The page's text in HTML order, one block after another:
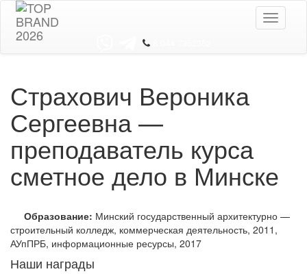
Toggle
Страхович Вероника
Сергеевна —
преподаватель курса
сметное дело в Минске
Образование: Минский государственный архитектурно —
строительный колледж, коммерческая деятельность, 2011,
АУпПРБ, информационные ресурсы, 2017
Наши награды